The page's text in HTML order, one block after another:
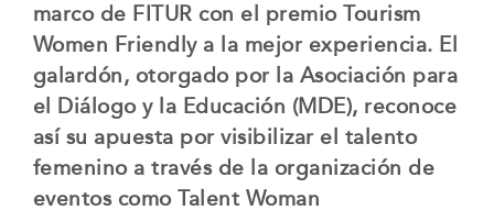
marco de FITUR con el premio Tourism
Women Friendly a la mejor experiencia. El
galardón, otorgado por la Asociación para
el Diálogo y la Educación (MDE), reconoce
así su apuesta por visibilizar el talento
femenino a través de la organización de
eventos como Talent Woman